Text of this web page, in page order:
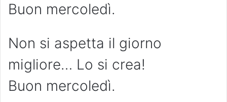
Buon mercoledì.
Non si aspetta il giorno
migliore… Lo si crea!
Buon mercoledì.